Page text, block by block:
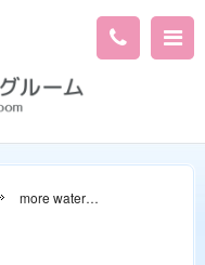
more water…